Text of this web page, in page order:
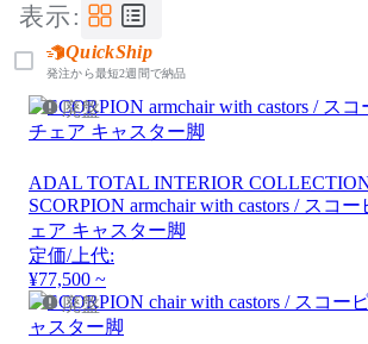
表示:
QuickShip
発注から最短2週間で納品
廃盤
ADAL TOTAL INTERIOR
SCORPION armchair with castors / スコ
ェア キャスター脚
定価/上代:
¥77,500 ~
廃盤